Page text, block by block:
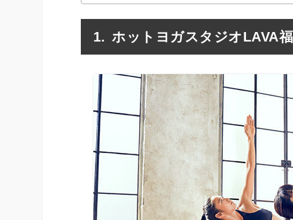
ホットヨガスタジオLAVA